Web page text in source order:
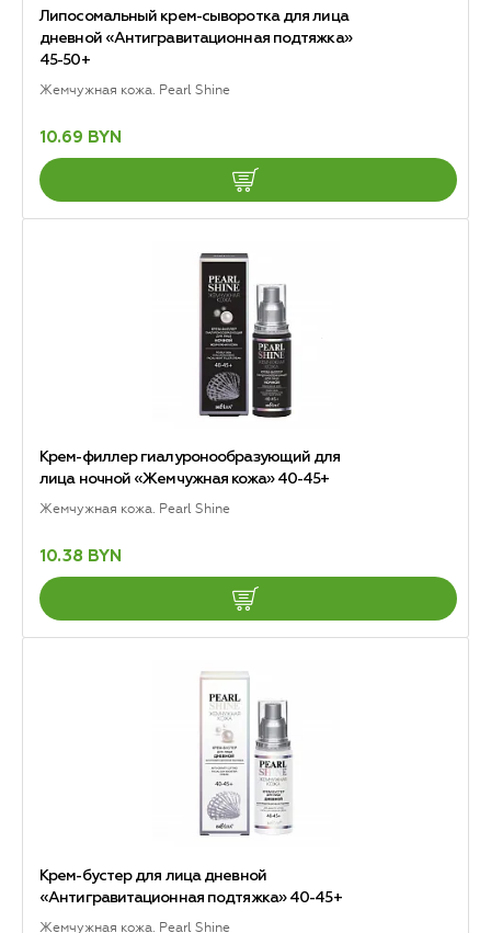
Липосомальный крем-сыворотка для лица
дневной «Антигравитационная подтяжка»
45-50+
Жемчужная кожа. Pearl Shine
10.69 BYN
Крем-филлер гиалуронообразующий для
лица ночной «Жемчужная кожа» 40-45+
Жемчужная кожа. Pearl Shine
10.38 BYN
Крем-бустер для лица дневной
«Антигравитационная подтяжка» 40-45+
Жемчужная кожа. Pearl Shine